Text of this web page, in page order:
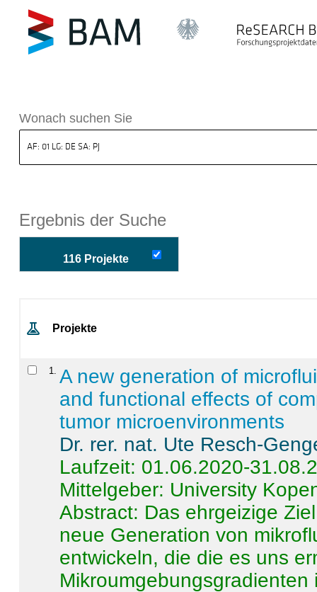
BAM
Wonach suchen Sie
Ergebnis der Suche
116 Projekte
Projekte
1
A new generation of
and functional effects of
tumor microenvironments
Dr. rer. nat. Ute Resch-
Laufzeit: 01.06.2020-
Mittelgeber: University
Abstract: Das ehrgeizige
neue Generation von
entwickeln, die die es uns
Mikroumgebungsgradienten